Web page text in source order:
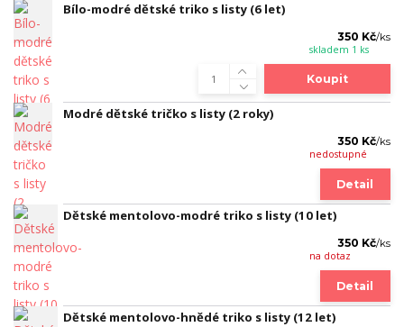
Bílo-modré dětské triko s listy (6 let)
350 Kč/ks
skladem 1 ks
Koupit
Modré dětské tričko s listy (2 roky)
350 Kč/ks
nedostupné
Detail
Dětské mentolovo-modré triko s listy (10 let)
350 Kč/ks
na dotaz
Detail
Dětské mentolovo-hnědé triko s listy (12 let)